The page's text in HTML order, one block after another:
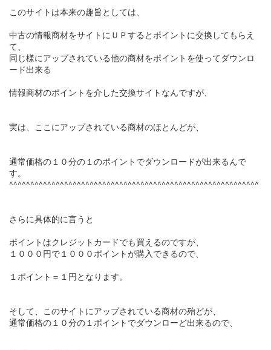
このサイトは本来の趣旨としては、
中古の情報商材をサイトにＵＰするとポイントに交換してもらえ
て、
同じ様にアップされている他の商材をポイントを使ってダウンロ
ード出来る
情報商材のポイントを介した交換サイトなんですが、
実は、ここにアップされている商材のほとんどが、
通常価格の１０分の１のポイントでダウンロードが出来るんで
す。
^^^^^^^^^^^^^^^^^^^^^^^^^^^^^^^^^^^^^^^^^^^^^^^^^^^^^^^^^^^
さらに具体的に言うと
ポイントはクレジットカードでも買えるのですが、
１０００円で１０００ポイントが購入できるので、
１ポイント＝１円となります。
そして、このサイトにアップされている商材の殆どが、
通常価格の１０分の１ポイントでダウンローど出来るので、